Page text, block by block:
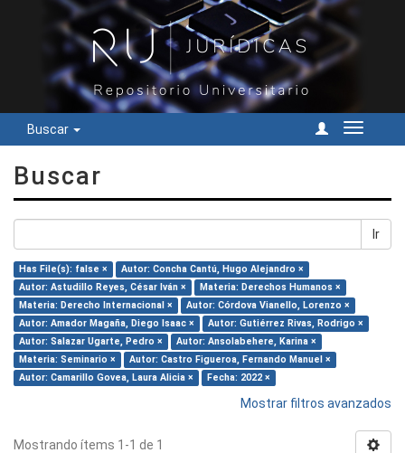
Buscar
Cambiar
Buscar
Ir
Has File(s): false ×
Autor: Concha Cantú, Hugo Alejandro ×
Autor: Astudillo Reyes, César Iván ×
Materia: Derechos Humanos ×
Materia: Derecho Internacional ×
Autor: Córdova Vianello, Lorenzo ×
Autor: Amador Magaña, Diego Isaac ×
Autor: Gutiérrez Rivas, Rodrigo ×
Autor: Salazar Ugarte, Pedro ×
Autor: Ansolabehere, Karina ×
Materia: Seminario ×
Autor: Castro Figueroa, Fernando Manuel ×
Autor: Camarillo Govea, Laura Alicia ×
Fecha: 2022 ×
Mostrar filtros avanzados
Mostrando ítems 1-1 de 1